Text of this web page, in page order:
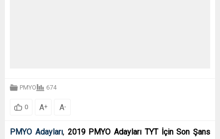
PMYO 674
0 A+ A-
PMYO Adayları, 2019 PMYO Adayları TYT İçin Son Şans